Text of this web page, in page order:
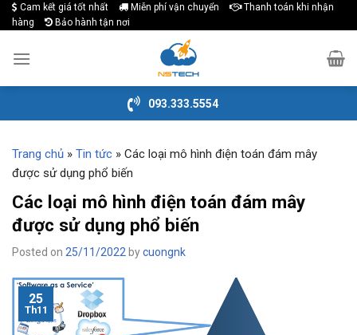
Skip
to
content
Cam kết giá tốt nhất Miễn phí vận chuyển
Thanh toán khi nhận
hàng
Bảo hành tận nơi
093.333.5554
Trang chủ » Tin tức » Các loại mô hình điện toán đám mây
được sử dụng phổ biến
Các loại mô hình điện toán đám mây
được sử dụng phổ biến
Posted on 25/11/2022 bycuongnk
25
Th11